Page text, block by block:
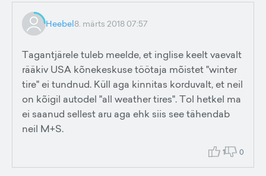
Heebel8. märts 2018 07:57
Tagantjärele tuleb meelde, et inglise keelt vaevalt
rääkiv USA kõnekeskuse töötaja mõistet "winter
tire" ei tundnud. Küll aga kinnitas korduvalt, et neil
on kõigil autodel "all weather tires". Tol hetkel ma
ei saanud sellest aru aga ehk siis see tähendab
neil M+S.
1 0